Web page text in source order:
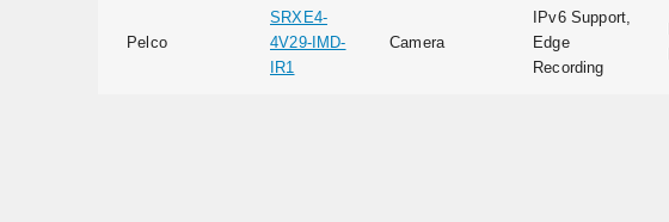
Pelco
SRXE4-
4V29-IMD-
IR1
Camera
IPv6 Support,
Edge
Recording